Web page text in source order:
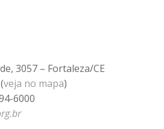
3057 – Fortaleza/CE
veja no mapa)
6000